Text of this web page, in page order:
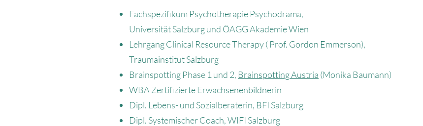
Fachspezifikum Psychotherapie Psychodrama,
Universität Salzburg und ÖAGG Akademie Wien
Lehrgang Clinical Resource Therapy ( Prof. Gordon Emmerson),
Traumainstitut Salzburg
Brainspotting Phase 1 und 2, Brainspotting Austria (Monika Baumann)
WBA Zertifizierte Erwachsenenbildnerin
Dipl. Lebens- und Sozialberaterin, BFI Salzburg
Dipl. Systemischer Coach, WIFI Salzburg